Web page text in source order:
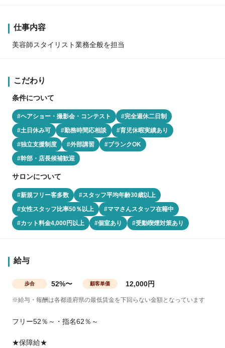
仕事内容
美容師スタイリスト業務全般を担当
こだわり
条件について
#ヘアショー・撮影会・コンテスト
#完全週休二日制
#土日休み可
#勤務時間応相談
#育児休暇実績あり
#独立支援制度
#外部講習
#ブランクOK
#幹部・店長候補歓迎
サロンについて
#新規フリー客多数
#スタッフ平均年齢30歳以上
#女性スタッフ比率50％以上
#ママさんスタッフ在籍中
#カット料金4,000円以上
#個室あり #受動喫煙対策あり
給与
歩合 52%〜 顧客単価 12,000円
※給与・報酬は各都道府県の最低賃金を下回らない金額となっています
フリー52％～・指名62％～
★保障給★